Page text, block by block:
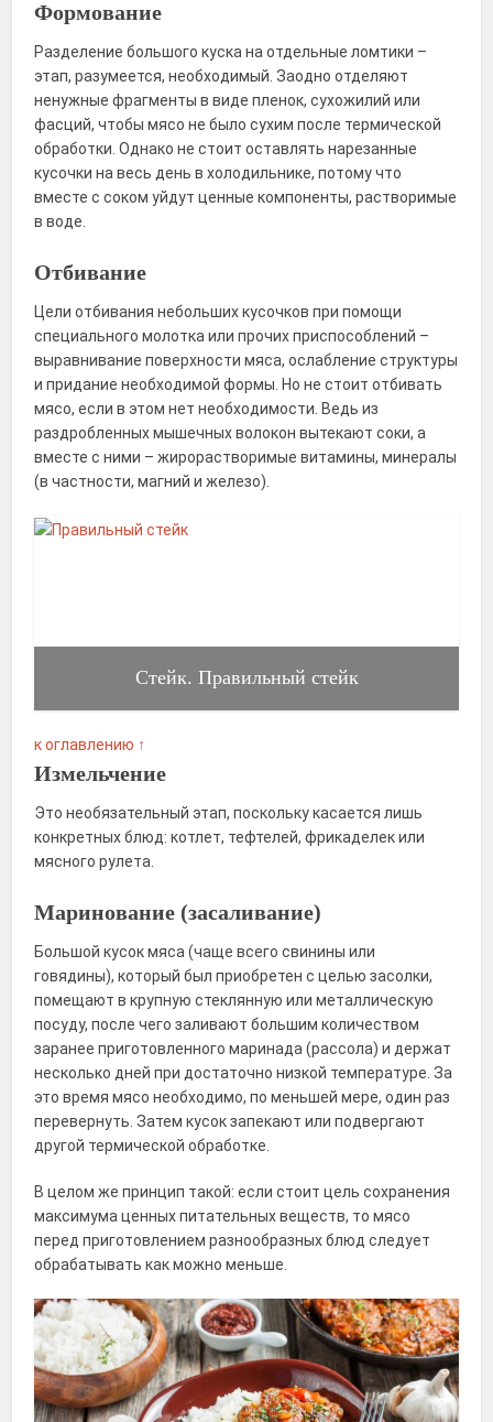
Формование
Разделение большого куска на отдельные ломтики –
этап, разумеется, необходимый. Заодно отделяют
ненужные фрагменты в виде пленок, сухожилий или
фасций, чтобы мясо не было сухим после термической
обработки. Однако не стоит оставлять нарезанные
кусочки на весь день в холодильнике, потому что
вместе с соком уйдут ценные компоненты, растворимые
в воде.
Отбивание
Цели отбивания небольших кусочков при помощи
специального молотка или прочих приспособлений –
выравнивание поверхности мяса, ослабление структуры
и придание необходимой формы. Но не стоит отбивать
мясо, если в этом нет необходимости. Ведь из
раздробленных мышечных волокон вытекают соки, а
вместе с ними – жирорастворимые витамины, минералы
(в частности, магний и железо).
Стейк. Правильный стейк
к оглавлению ↑
Измельчение
Это необязательный этап, поскольку касается лишь
конкретных блюд: котлет, тефтелей, фрикаделек или
мясного рулета.
Маринование (засаливание)
Большой кусок мяса (чаще всего свинины или
говядины), который был приобретен с целью засолки,
помещают в крупную стеклянную или металлическую
посуду, после чего заливают большим количеством
заранее приготовленного маринада (рассола) и держат
несколько дней при достаточно низкой температуре. За
это время мясо необходимо, по меньшей мере, один раз
перевернуть. Затем кусок запекают или подвергают
другой термической обработке.
В целом же принцип такой: если стоит цель сохранения
максимума ценных питательных веществ, то мясо
перед приготовлением разнообразных блюд следует
обрабатывать как можно меньше.